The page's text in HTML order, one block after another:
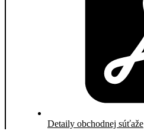
Detaily obchodnej súťaže